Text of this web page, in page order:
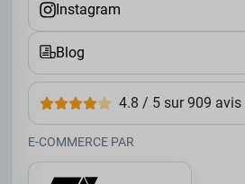
Instagram
Blog
4.8 / 5 sur 909 avis
E-COMMERCE PAR